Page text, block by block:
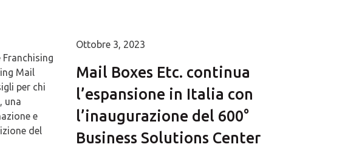
Franchising
Mail
per chi
una
e
del
Ottobre 3, 2023
Mail Boxes Etc. continua
l’espansione in Italia con
l’inaugurazione del 600°
Business Solutions Center